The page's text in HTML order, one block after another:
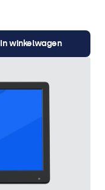
In winkelwagen